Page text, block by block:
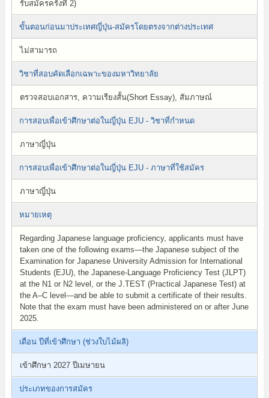
รับสมัครครั้งที่ 2)
ขั้นตอนก่อนมาประเทศญี่ปุ่น-สมัครโดยตรงจากต่างประเทศ
ไม่สามารถ
วิชาที่สอบคัดเลือกเฉพาะของมหาวิทยาลัย
ตรวจสอบเอกสาร, ความเรียงสั้น(Short Essay), สัมภาษณ์
การสอบเพื่อเข้าศึกษาต่อในญี่ปุ่น EJU - วิชาที่กำหนด
ภาษาญี่ปุ่น
การสอบเพื่อเข้าศึกษาต่อในญี่ปุ่น EJU - ภาษาที่ใช้สมัคร
ภาษาญี่ปุ่น
หมายเหตุ
Regarding Japanese language proficiency, applicants must have
taken one of the following exams—the Japanese subject of the
Examination for Japanese University Admission for International
Students (EJU), the Japanese-Language Proficiency Test (JLPT)
at the N1 or N2 level, or the J.TEST (Practical Japanese Test) at
the A–C level—and be able to submit a certificate of their results.
Note that the exam must have been administered on or after June
2025.
เดือน ปีที่เข้าศึกษา (ช่วงใบไม้ผลิ)
เข้าศึกษา 2027 ปีเมษายน
ประเภทของการสมัคร